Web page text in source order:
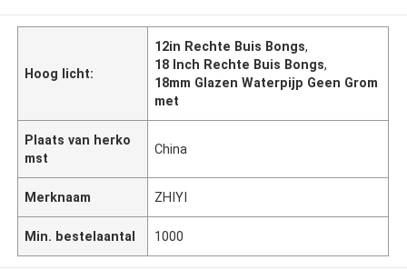
Hoog licht:
12in Rechte Buis Bongs,
18 Inch Rechte Buis Bongs,
18mm Glazen Waterpijp Geen Grom
met
Plaats van herko
mst
China
Merknaam ZHIYI
Min. bestelaantal 1000